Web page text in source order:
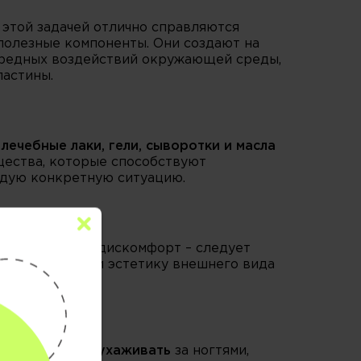
этой задачей отлично справляются
компоненты. Они создают на
воздействий окружающей среды,
лечебные лаки, гели, сыворотки и масла
которые способствуют
конкретную ситуацию.
физический дискомфорт – следует
целостность и эстетику внешнего вида
продолжать ухаживать за ногтями,